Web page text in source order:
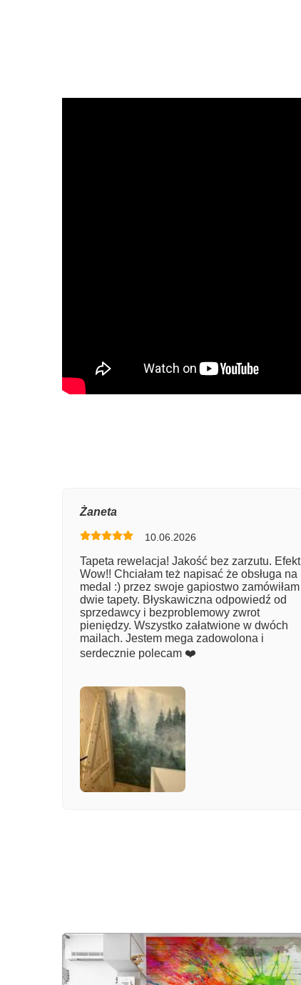
Żaneta
10.06.2026
Tapeta rewelacja! Jakość bez zarzutu. Efekt
Wow!! Chciałam też napisać że obsługa na
medal :) przez swoje gapiostwo zamówiłam
dwie tapety. Błyskawiczna odpowiedź od
sprzedawcy i bezproblemowy zwrot
pieniędzy. Wszystko załatwione w dwóch
mailach. Jestem mega zadowolona i
serdecznie polecam ❤️